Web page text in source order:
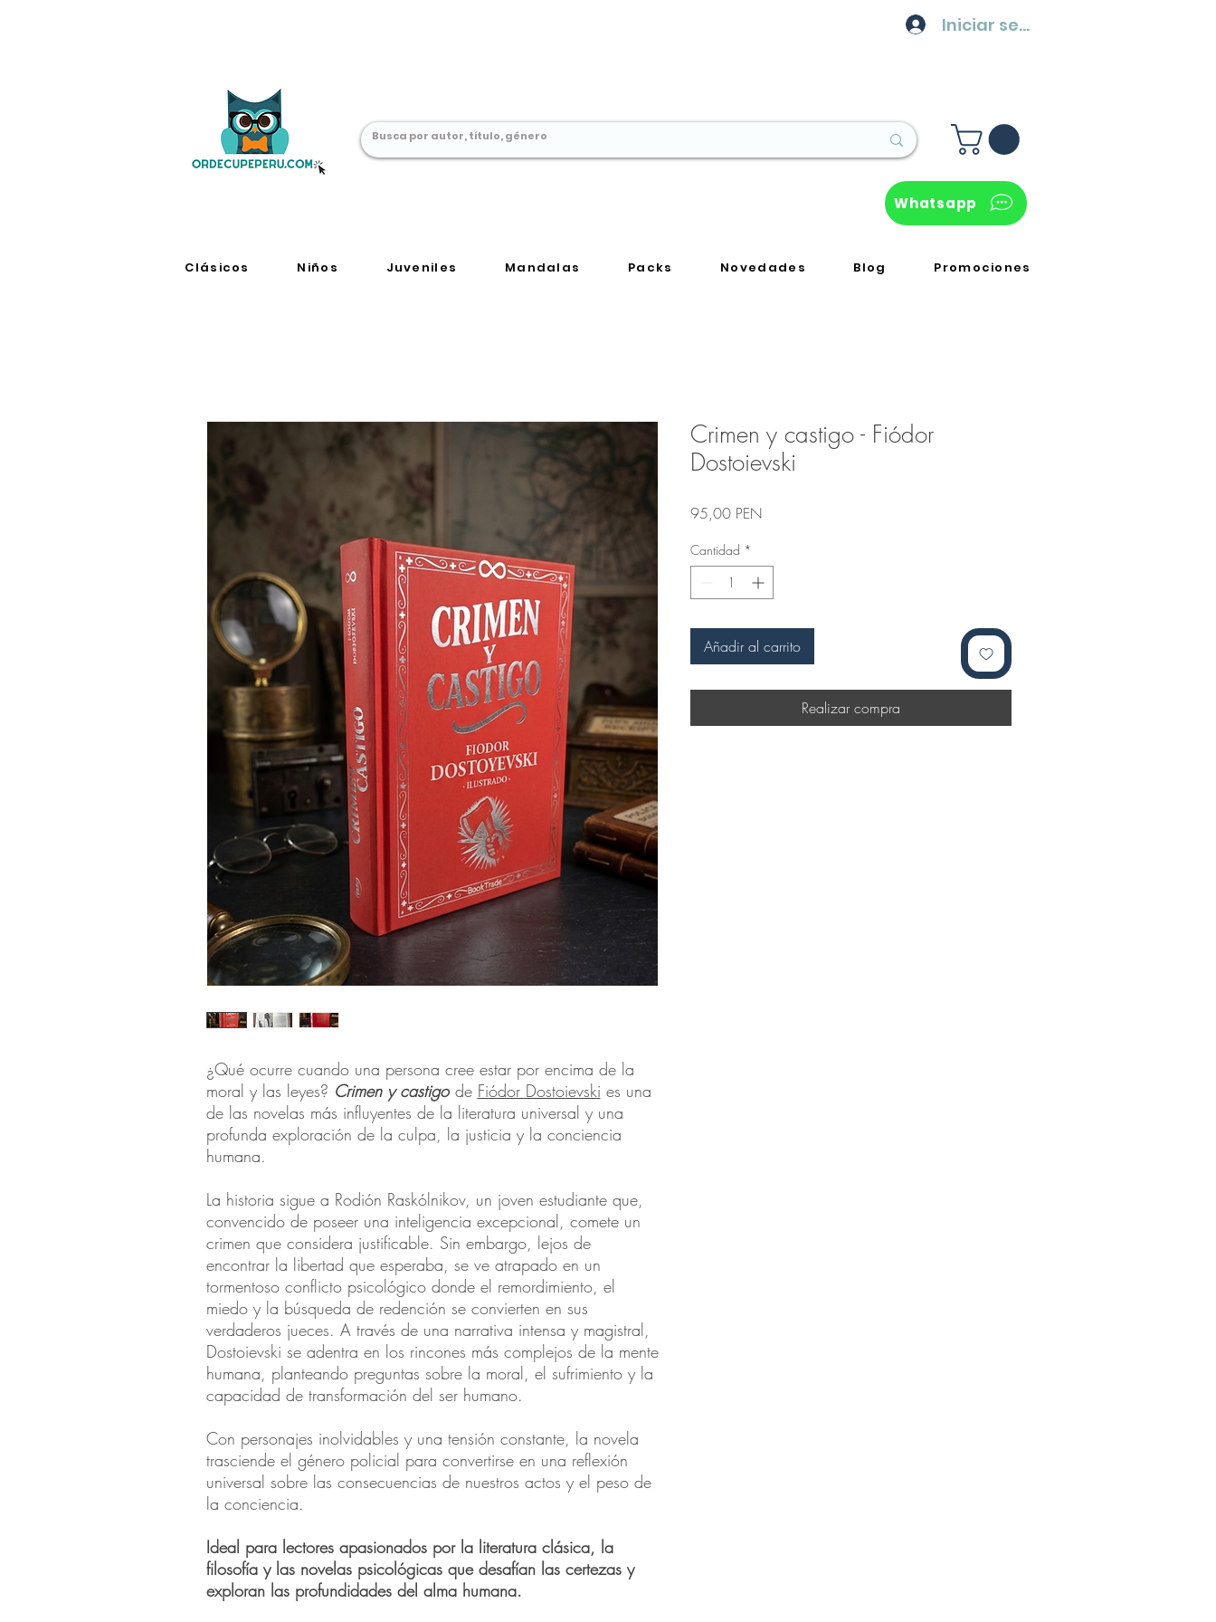
Iniciar sesión
Whatsapp
Clásicos Niños Juveniles Mandalas Packs Novedades Blog Promociones
¿Qué ocurre cuando una persona cree estar por encima de la
moral y las leyes? Crimen y castigode Fiódor Dostoievski es una
de las novelas más influyentes de la literatura universal y una
profunda exploración de la culpa, la justicia y la conciencia
humana.
La historia sigue a Rodión Raskólnikov, un joven estudiante que,
convencido de poseer una inteligencia excepcional, comete un
crimen que considera justificable. Sin embargo, lejos de
encontrar la libertad que esperaba, se ve atrapado en un
tormentoso conflicto psicológico donde el remordimiento, el
miedo y la búsqueda de redención se convierten en sus
verdaderos jueces. A través de una narrativa intensa y magistral,
Dostoievski se adentra en los rincones más complejos de la mente
humana, planteando preguntas sobre la moral, el sufrimiento y la
capacidad de transformación del ser humano.
Con personajes inolvidables y una tensión constante, la novela
trasciende el género policial para convertirse en una reflexión
universal sobre las consecuencias de nuestros actos y el peso de
la conciencia.
Ideal para lectores apasionados por la literatura clásica, la
filosofía y las novelas psicológicas que desafían las certezas y
exploran las profundidades del alma humana.
Crimen y castigo - Fiódor
Dostoievski
95,00 PENPrecio
Cantidad *
Añadir al carrito
Realizar compra